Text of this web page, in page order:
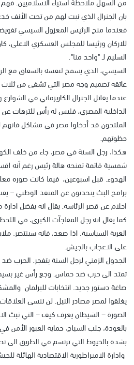
بان الجنرال الذي نبت لهم من تحت الأنف
فعندما منح الرئيس المعزول السيسي تفويضا
للاركان ورئيسا للمجلس العسكري الاعلى،
السليم لـ "واحد منا".
السيسي، الذي يسمح لنفسه بالشقاق مع
عاتقه تصميم وجه مصر التي تشفى من
عندما يقاتل الجنرال الكاريزماتي في
الداخلية المصري، فليس له رأس للترهات عن
الملتحون قد أدخلوا مصر في مشاكل
حظوتهم.
هكذا، رجل السنة في مصر، جاء من خلف
شمسية قاتمة تمنحه هالة رئيس رغم أنه
الهدوء. قبل اسبوعين، فيما كانت صوره
برامج البث يتحدثون عن المنقذ الوطني –
احلام عن قصر الرئاسة. يقال انه يفضل ادارة
كما يقال انه رجل المفاجآت الكبرى، في
العربة السياسية. اذا صعد، فانه سينتصر.
على الاعجاب بالجيش.
الجدول الزمني لرجل السنة يتفجر. الحرب
تمتد الى حرب ضد حماس. وجع رأس غير بسيط
صاغة دستور جديد. انتخابات للبرلمان
يغلقوا لمصر مصادر النيل. لن ننسى
الصورة – الشيطان يعرف كيف – التي تبث
بالعودة، جلب السياح، حماية العبور
بشدة بالخيوط التي ترتسم في الطريق الى
وادارة الامبراطورية الاقتصادية الهائلة